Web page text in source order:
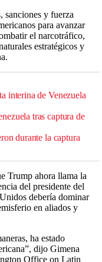
sanciones y fuerza
para avanzar
el narcotráfico,
estratégicos y
interina de Venezuela
tras captura de
durante la captura
Trump ahora llama la
del presidente del
debería dominar
en aliados y
ha estado
dijo Gimena
Office on Latin